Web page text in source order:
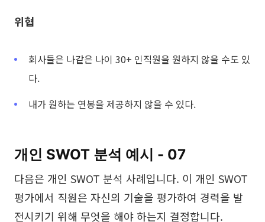
위협
회사들은 나같은 나이 30+ 인직원을 원하지 않을 수도 있
다.
내가 원하는 연봉을 제공하지 않을 수 있다.
개인 SWOT 분석 예시 - 07
다음은 개인 SWOT 분석 사례입니다. 이 개인 SWOT
평가에서 직원은 자신의 기술을 평가하여 경력을 발
전시키기 위해 무엇을 해야 하는지 결정합니다.